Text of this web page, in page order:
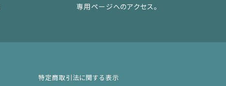
専用ページへのアクセス。
特定商取引法に関する表示